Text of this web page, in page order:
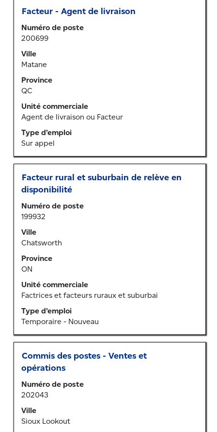
Titre
Facteur - Agent de livraison
Numéro de poste
200699
Ville
Matane
Province
QC
Unité commerciale
Agent de livraison ou Facteur
Type d’emploi
Sur appel
Sélectionner
moyen
de
la
barre
pour
afficher
tout
le
contenu
des
renseignements
sur
Titre
Facteur rural et suburbain de relève en
disponibilité
Numéro de poste
199932
Ville
Chatsworth
Province
ON
Unité commerciale
Factrices et facteurs ruraux et suburbai
Type d’emploi
Temporaire - Nouveau
Sélectionner
au
moyen
de
la
barre
d’espacement
afficher
tout
le
contenu
renseignements
sur
l’emploi.
Titre
Commis des postes - Ventes et
opérations
Numéro de poste
202043
Ville
Sioux Lookout
Sélectionner
au
moyen
de
la
barre
d’espacement